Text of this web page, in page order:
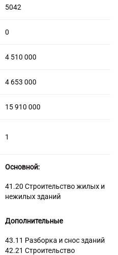
5042
0
4 510 000
4 653 000
15 910 000
1
Основной:
41.20 Строительство жилых и
нежилых зданий
Дополнительные
43.11 Разборка и снос зданий
42.21 Строительство